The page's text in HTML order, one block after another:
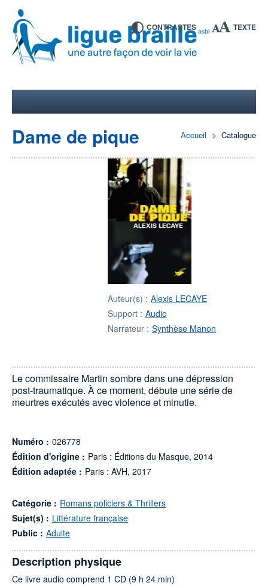
CONTRASTES TEXTE
Accueil Catalogue
Dame de pique
Auteur(s) : Alexis LECAYE
Support : Audio
Narrateur : Synthèse Manon
Le commissaire Martin sombre dans une dépression
post-traumatique. À ce moment, débute une série de
meurtres exécutés avec violence et minutie.
Numéro : 026778
Édition d'origine : Paris : Éditions du Masque, 2014
Édition adaptée : Paris : AVH, 2017
Catégorie : Romans policiers & Thrillers
Sujet(s) : Littérature française
Public : Adulte
Description physique
Ce livre audio comprend 1 CD (9 h 24 min)